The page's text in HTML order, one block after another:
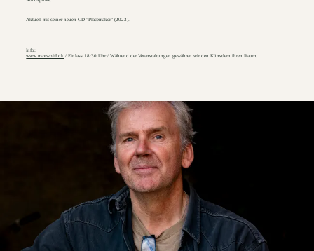
Aktuell mit seiner neuen CD ”Placemaker” (2023).
Info:
www.maxwolff.dk / Einlass 18:30 Uhr / Während der Veranstaltungen gewähren wir den Künstlern ihren Raum.